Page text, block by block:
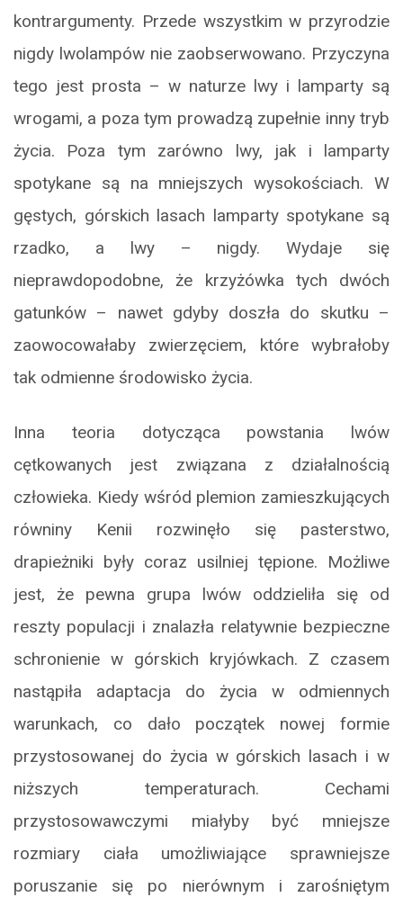
kontrargumenty. Przede wszystkim w przyrodzie
nigdy lwolampów nie zaobserwowano. Przyczyna
tego jest prosta – w naturze lwy i lamparty są
wrogami, a poza tym prowadzą zupełnie inny tryb
życia. Poza tym zarówno lwy, jak i lamparty
spotykane są na mniejszych wysokościach. W
gęstych, górskich lasach lamparty spotykane są
rzadko, a lwy – nigdy. Wydaje się
nieprawdopodobne, że krzyżówka tych dwóch
gatunków – nawet gdyby doszła do skutku –
zaowocowałaby zwierzęciem, które wybrałoby
tak odmienne środowisko życia.
Inna teoria dotycząca powstania lwów
cętkowanych jest związana z działalnością
człowieka. Kiedy wśród plemion zamieszkujących
równiny Kenii rozwinęło się pasterstwo,
drapieżniki były coraz usilniej tępione. Możliwe
jest, że pewna grupa lwów oddzieliła się od
reszty populacji i znalazła relatywnie bezpieczne
schronienie w górskich kryjówkach. Z czasem
nastąpiła adaptacja do życia w odmiennych
warunkach, co dało początek nowej formie
przystosowanej do życia w górskich lasach i w
niższych temperaturach. Cechami
przystosowawczymi miałyby być mniejsze
rozmiary ciała umożliwiające sprawniejsze
poruszanie się po nierównym i zarośniętym